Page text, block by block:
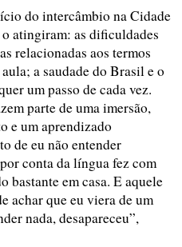
do intercâmbio na Cidade
atingiram: as dificuldades
relacionadas aos termos
a saudade do Brasil e o
um passo de cada vez.
parte de uma imersão,
e um aprendizado
de eu não entender
conta da língua fez com
bastante em casa. E aquele
achar que eu viera de um
nada, desapareceu”,